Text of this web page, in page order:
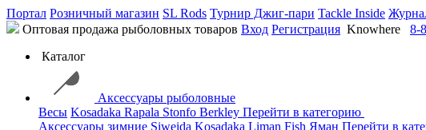
Портал Розничный магазин SL Rods Турнир Джиг-пари Tackle Inside
Оптовая продажа рыболовных товаров Вход Регистрация Knowhere
8-
Каталог
Аксессуары рыболовные
Весы Kosadaka Rapala Stonfo Berkley Перейти в категорию
Аксессуары зимние Siweida Kosadaka Liman Fish Яман Перейти в